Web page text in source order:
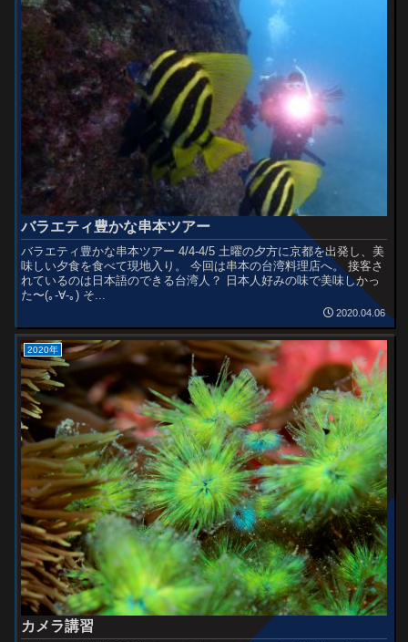
バラエティ豊かな串本ツアー
バラエティ豊かな串本ツアー 4/4-4/5 土曜の夕方に京都を出発し、美
味しい夕食を食べて現地入り。 今回は串本の台湾料理店へ。 接客さ
れているのは日本語のできる台湾人？ 日本人好みの味で美味しかっ
た〜(｡-∀-｡) そ...
2020.04.06
2020年
カメラ講習